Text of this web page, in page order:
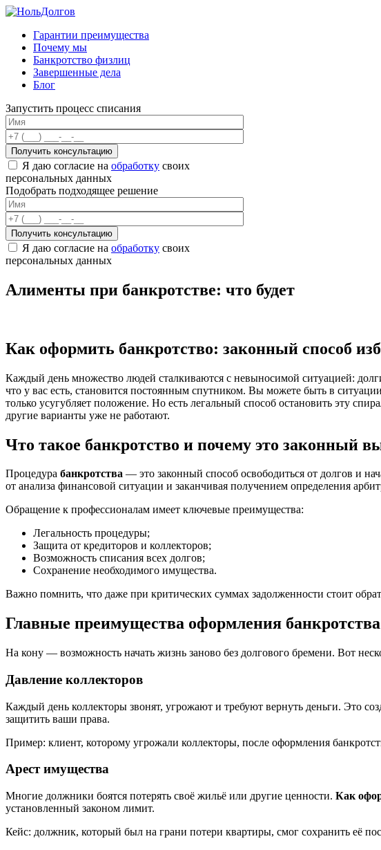
Skip
contentГарантии преимущества
Почему мы
Банкротство физлиц
Завершенные дела
Блог
Запустить процесс списания
Я даю согласие на обработку своих
персональных данных
Подобрать подходящее решение
Я даю согласие на обработку своих
персональных данных
Алименты при банкротстве: что будет
Как оформить банкротство: законный способ
Каждый день множество людей сталкиваются с невыносимой ситуацией:
что у вас есть, становится постоянным спутником. Вы можете быть в
только усугубляет положение. Но есть легальный способ остановить эту
другие варианты уже не работают.
Что такое банкротство и почему это законный
Процедура банкротства — это законный способ освободиться от долгов и
от анализа финансовой ситуации и заканчивая получением определения
Обращение к профессионалам имеет ключевые преимущества:
Легальность процедуры;
Защита от кредиторов и коллекторов;
Возможность списания всех долгов;
Сохранение необходимого имущества.
Важно помнить, что даже при критических суммах задолженности стоит
Главные преимущества оформления банкротства
На кону — возможность начать жизнь заново без долгового бремени. Вот
Давление коллекторов
Каждый день коллекторы звонят, угрожают и требуют вернуть деньги. Это
защитить ваши права.
Пример: клиент, которому угрожали коллекторы, после оформления
Арест имущества
Многие должники боятся потерять своё жильё или другие ценности. Как
установленный законом лимит.
Кейс: должник, который был на грани потери квартиры, смог сохранить её